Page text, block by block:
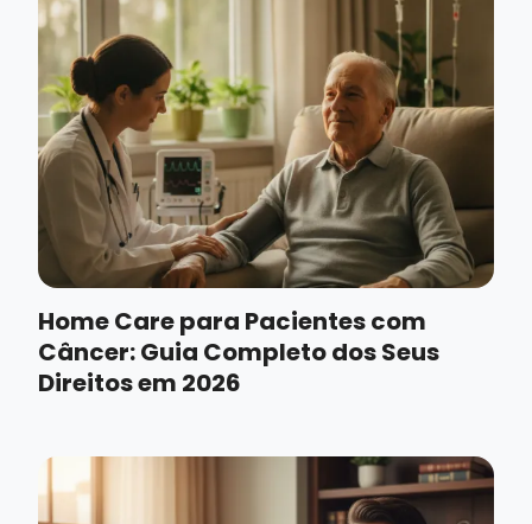
Home Care para Pacientes com
Câncer: Guia Completo dos Seus
Direitos em 2026